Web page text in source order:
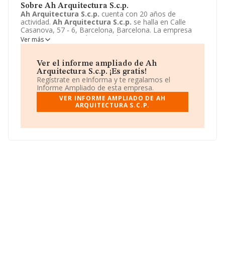
Sobre Ah Arquitectura S.c.p.
Ah Arquitectura S.c.p. cuenta con 20 años de
actividad. Ah Arquitectura S.c.p. se halla en Calle
Casanova, 57 - 6, Barcelona, Barcelona. La empresa
enmarca su principal actividad CNAE como 7111 -
Servicios técnicos de arquitectura.Ah Arquitectura
Ver más
Ver el informe ampliado de Ah
Arquitectura S.c.p. ¡Es gratis!
Regístrate en eInforma y te regalamos el
Informe Ampliado de esta empresa.
VER INFORME AMPLIADO DE AH
ARQUITECTURA S.C.P.